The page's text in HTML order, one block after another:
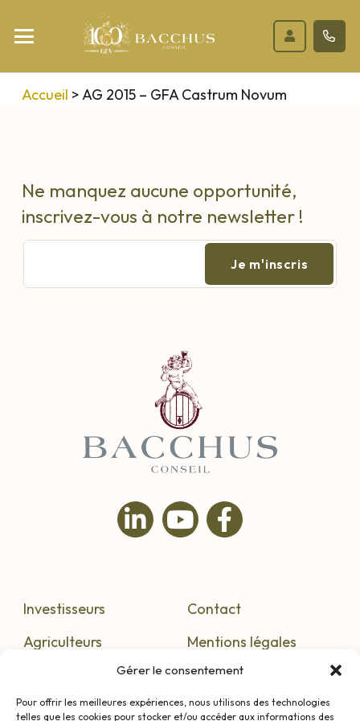
Gérer le consentement
Pour offrir les meilleures expériences, nous utilisons des technologies
telles que les cookies pour stocker et/ou accéder aux informations des
Accueil > AG 2015 – GFA Castrum Novum
Ne manquez aucune opportunité,
inscrivez-vous à notre newsletter !
Investisseurs
Agriculteurs
Contact
Mentions légales
Confidentialité